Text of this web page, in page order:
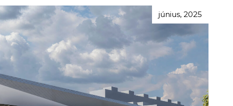
Szállodajúnius, 2025